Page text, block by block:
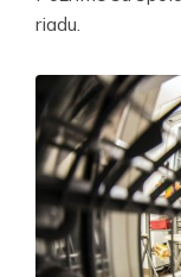
riadu.